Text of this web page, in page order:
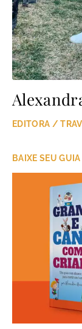
EDITORA /
BAIXE SEU